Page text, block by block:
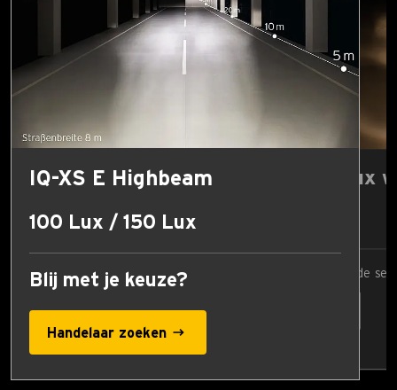
IQ-XS E Highbeam
100 Lux / 150 Lux
Blij met je keuze?
Handelaar zoeken
Vergelijk Lux
Vergelijkingswaarde